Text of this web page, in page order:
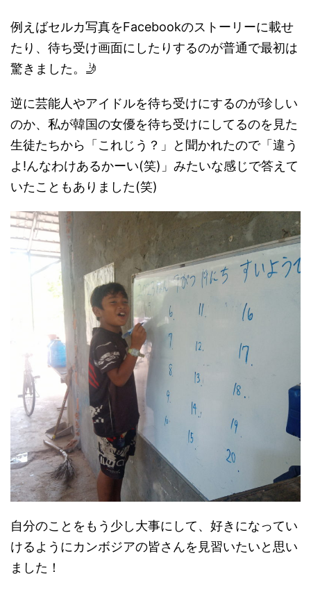
例えばセルカ写真をFacebookのストーリーに載せ
たり、待ち受け画面にしたりするのが普通で最初は
驚きました。🤳
逆に芸能人やアイドルを待ち受けにするのが珍しい
のか、私が韓国の女優を待ち受けにしてるのを見た
生徒たちから「これじう？」と聞かれたので「違う
よ!んなわけあるかーい(笑)」みたいな感じで答えて
いたこともありました(笑)
自分のことをもう少し大事にして、好きになってい
けるようにカンボジアの皆さんを見習いたいと思い
ました！